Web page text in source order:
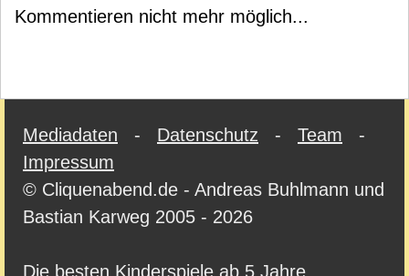
Kommentieren nicht mehr möglich...
Mediadaten - Datenschutz - Team -
Impressum
© Cliquenabend.de - Andreas Buhlmann und
Bastian Karweg 2005 - 2026
Die besten Kinderspiele ab 5 Jahre